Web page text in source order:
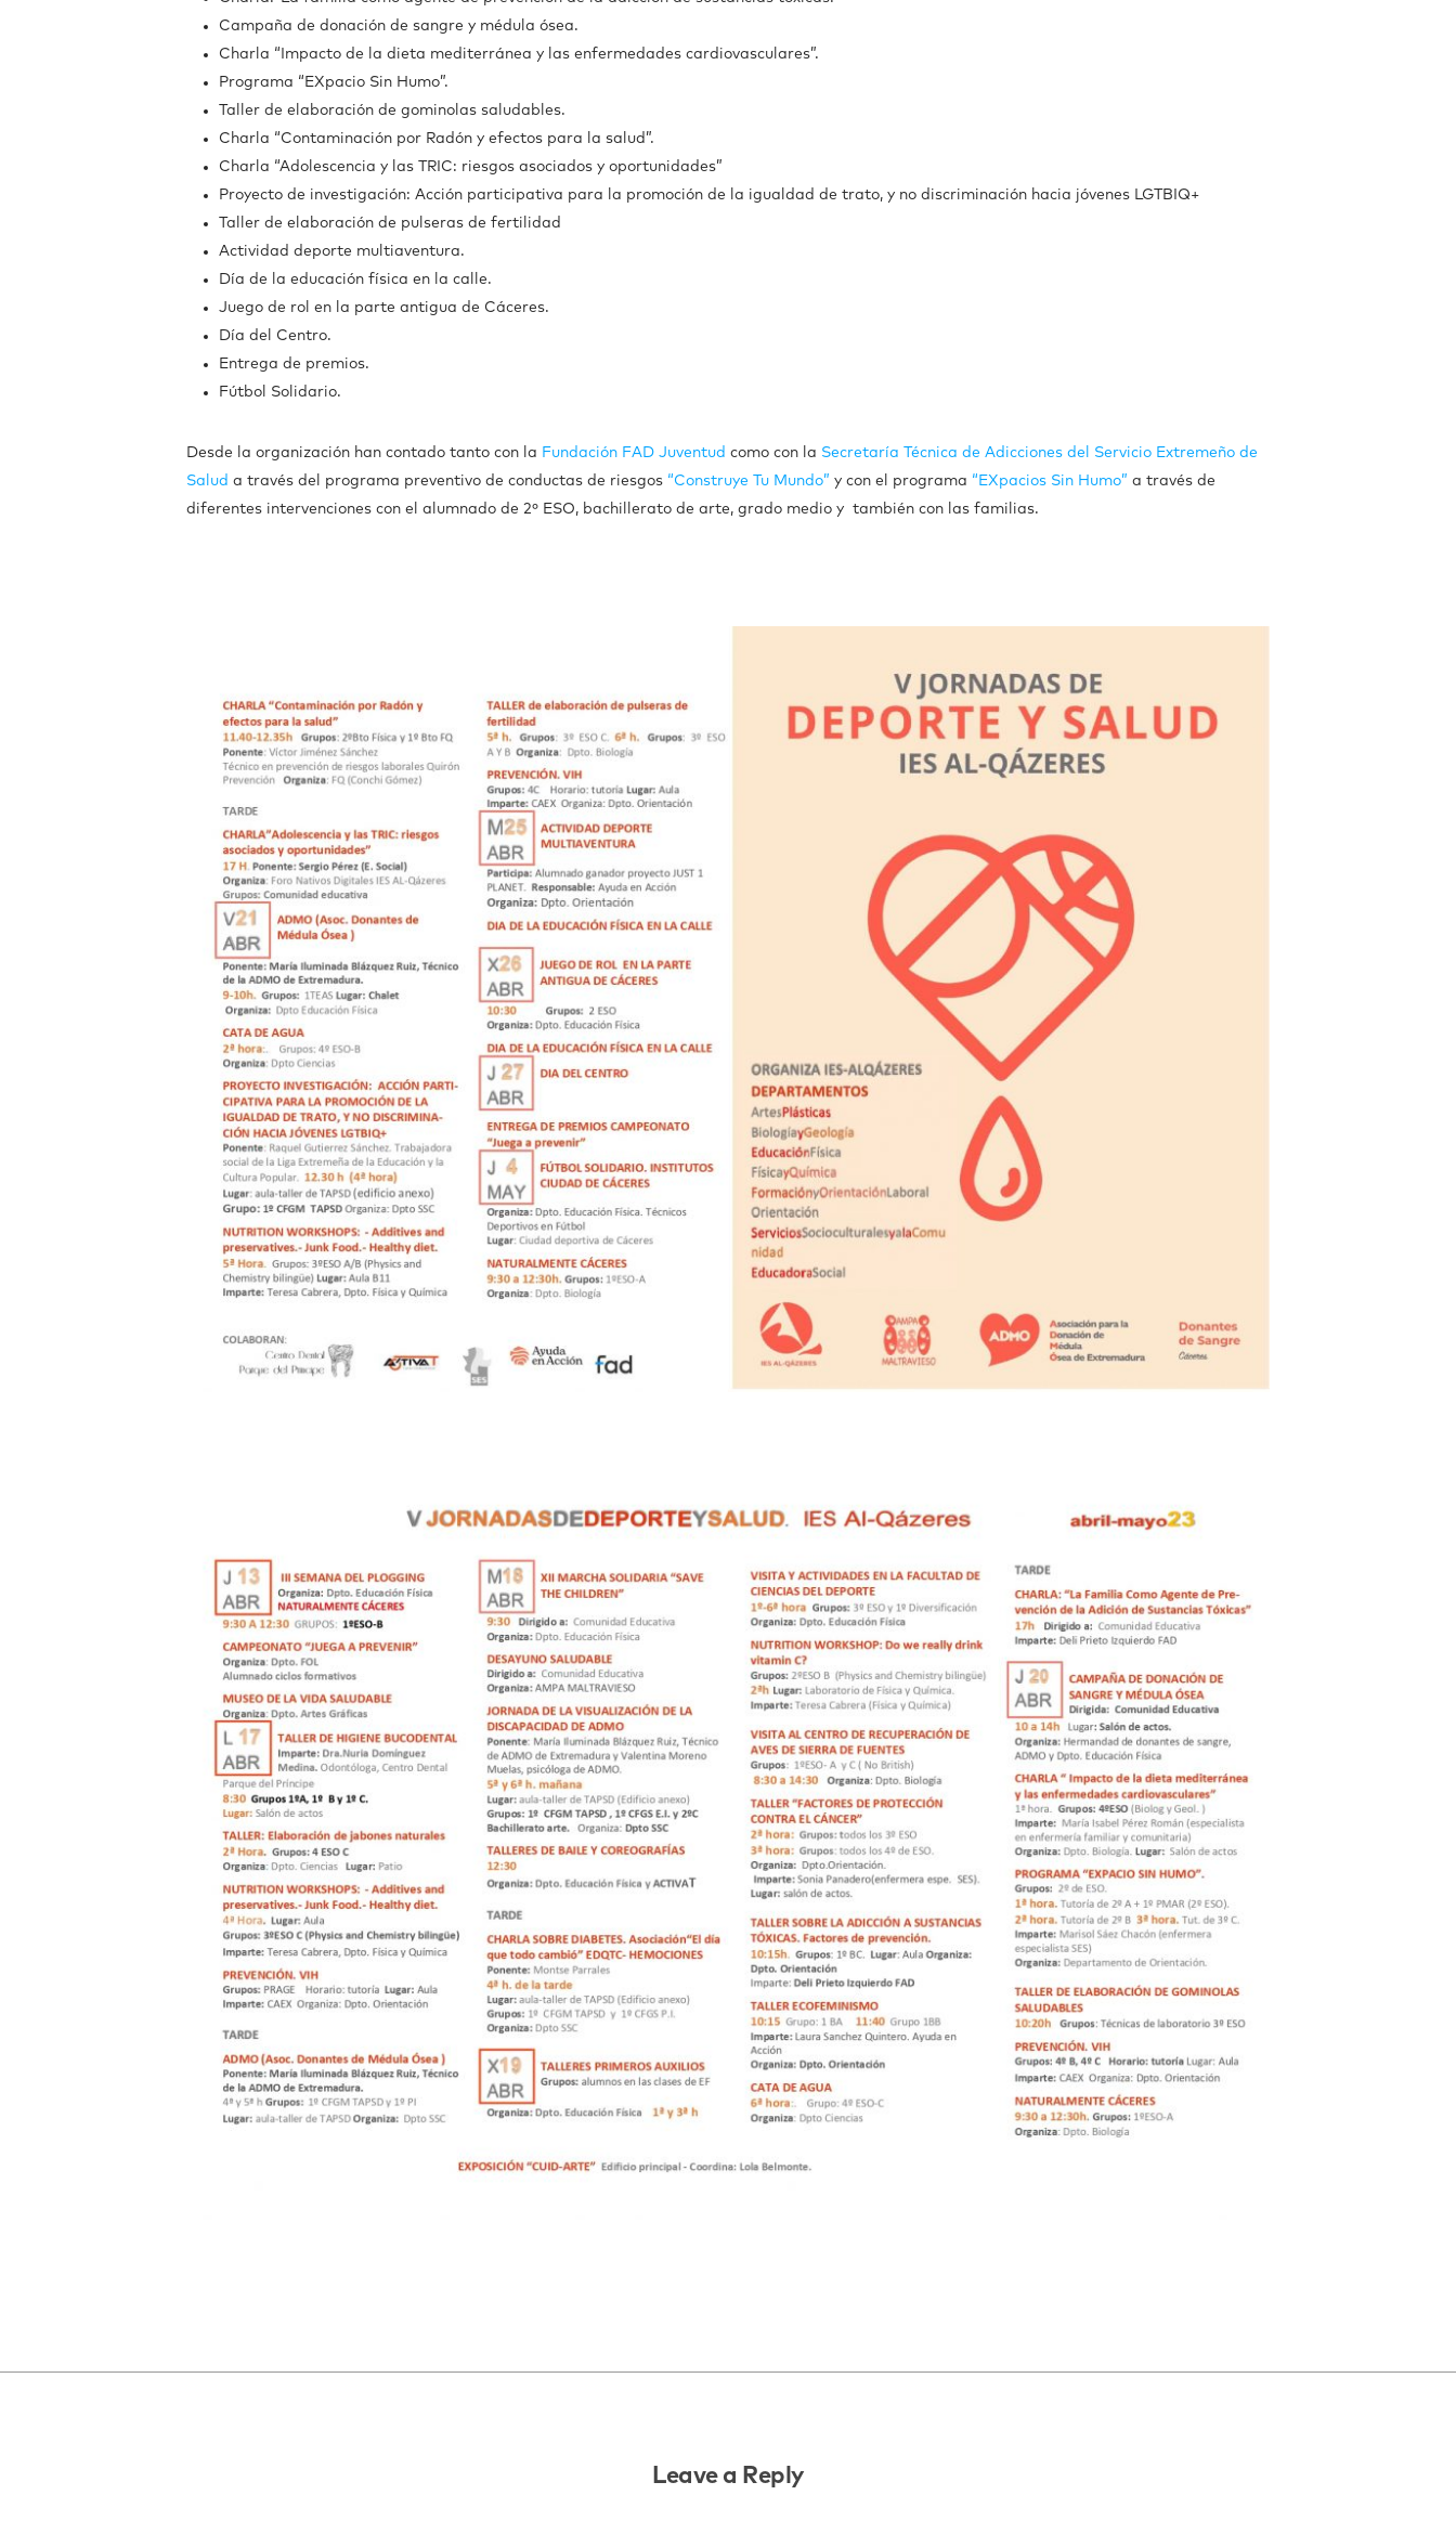
Campaña de donación de sangre y médula ósea.
Charla “Impacto de la dieta mediterránea y las enfermedades cardiovasculares”.
Programa “EXpacio Sin Humo”.
Taller de elaboración de gominolas saludables.
Charla “Contaminación por Radón y efectos para la salud”.
Charla “Adolescencia y las TRIC: riesgos asociados y oportunidades”
Proyecto de investigación: Acción participativa para la promoción de la igualdad de trato, y no discriminación hacia jóvenes LGTBIQ+
Taller de elaboración de pulseras de fertilidad
Actividad deporte multiaventura.
Día de la educación física en la calle.
Juego de rol en la parte antigua de Cáceres.
Día del Centro.
Entrega de premios.
Fútbol Solidario.
Desde la organización han contado tanto con la Fundación FAD Juventud como con la Secretaría Técnica de Adicciones del Servicio Extremeño de
Salud a través del programa preventivo de conductas de riesgos “Construye Tu Mundo” y con el programa “EXpacios Sin Humo” a través de
diferentes intervenciones con el alumnado de 2º ESO, bachillerato de arte, grado medio y también con las familias.
Leave a Reply